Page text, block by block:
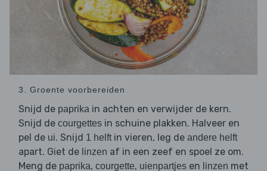
3. Groente voorbereiden
Snijd de paprika in achten en verwijder de kern.
Snijd de courgettes in schuine plakken. Halveer en
pel de ui. Snijd 1 helftin vieren, leg de andere helft
apart. Giet de linzen af in een zeef en spoel ze om.
Meng de paprika, courgette, uienpartjes en linzen met